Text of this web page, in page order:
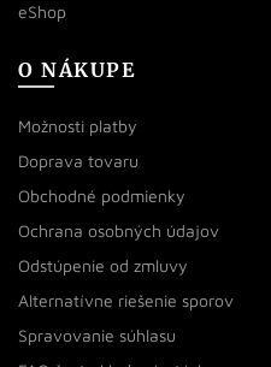
eShop
O NÁKUPE
Možnosti platby
Doprava tovaru
Obchodné podmienky
Ochrana osobných údajov
Odstúpenie od zmluvy
Alternatívne riešenie sporov
Spravovanie súhlasu